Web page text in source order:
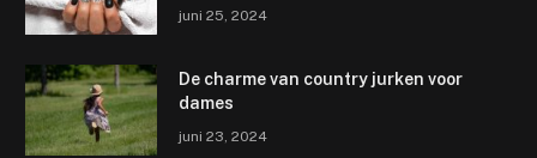
juni 25, 2024
De charme van country jurken voor
dames
juni 23, 2024